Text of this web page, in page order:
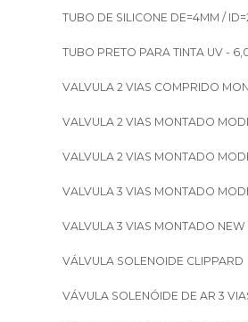
TUBO DE SILICONE DE=4MM /
TUBO PRETO PARA TINTA UV -
VALVULA 2 VIAS COMPRIDO
VALVULA 2 VIAS MONTADO
VALVULA 2 VIAS MONTADO
VALVULA 3 VIAS MONTADO
VALVULA 3 VIAS MONTADO
VÁLVULA SOLENOIDE CLIPPARD
VÁVULA SOLENÓIDE DE AR 3